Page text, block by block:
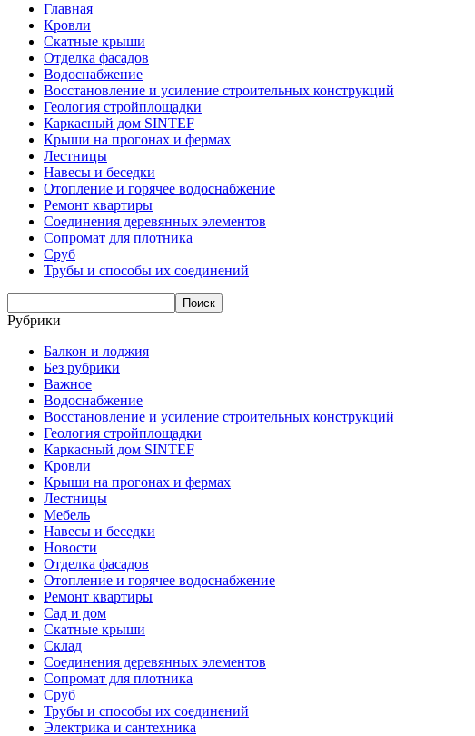
Главная
Кровли
Скатные крыши
Отделка фасадов
Водоснабжение
Восстановление и усиление строительных конструкций
Геология стройплощадки
Каркасный дом SINTEF
Крыши на прогонах и фермах
Лестницы
Навесы и беседки
Отопление и горячее водоснабжение
Ремонт квартиры
Соединения деревянных элементов
Сопромат для плотника
Сруб
Трубы и способы их соединений
Рубрики
Балкон и лоджия
Без рубрики
Важное
Водоснабжение
Восстановление и усиление строительных конструкций
Геология стройплощадки
Каркасный дом SINTEF
Кровли
Крыши на прогонах и фермах
Лестницы
Мебель
Навесы и беседки
Новости
Отделка фасадов
Отопление и горячее водоснабжение
Ремонт квартиры
Сад и дом
Скатные крыши
Склад
Соединения деревянных элементов
Сопромат для плотника
Сруб
Трубы и способы их соединений
Электрика и сантехника